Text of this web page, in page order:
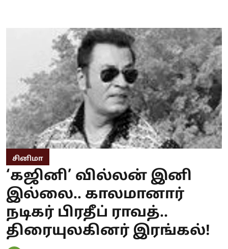
சினிமா
‘கஜினி’ வில்லன் இனி
இல்லை.. காலமானார்
நடிகர் பிரதீப் ராவத்..
திரையுலகினர் இரங்கல்!